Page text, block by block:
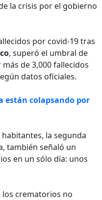
la crisis por el gobierno
por covid-19 tras
, superó el umbral de
de 3,000 fallecidos
datos oficiales.
están colapsando por
la segunda
también señaló un
en un sólo día: unos
crematorios no